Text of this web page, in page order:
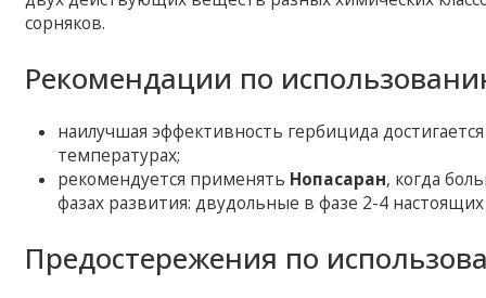
сорняков.
Рекомендации по
наилучшая эффективность гербицида
температурах;
рекомендуется применять Нопасаран, когда
фазах развития: двудольные в фазе 2-4
Предостережения по